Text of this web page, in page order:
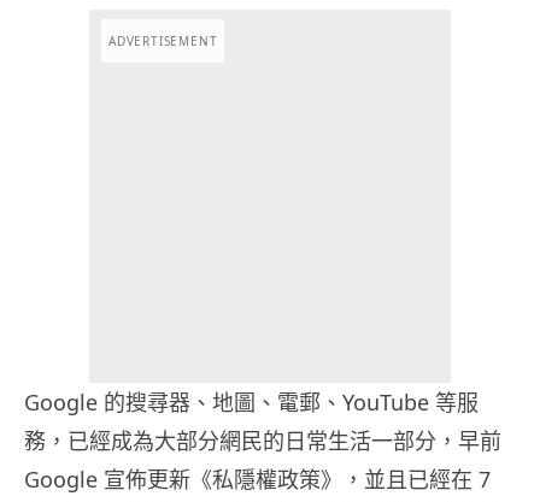
ADVERTISEMENT
Google 的搜尋器、地圖、電郵、YouTube 等服
務，已經成為大部分網民的日常生活一部分，早前
Google 宣佈更新《私隱權政策》，並且已經在 7